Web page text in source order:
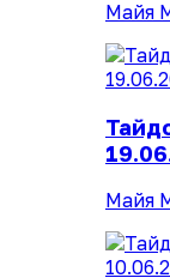
Майя
Майя